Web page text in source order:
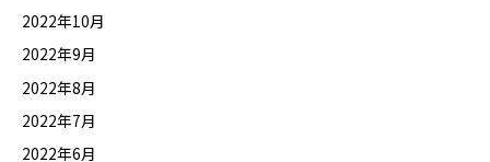
2022年10月
2022年9月
2022年8月
2022年7月
2022年6月